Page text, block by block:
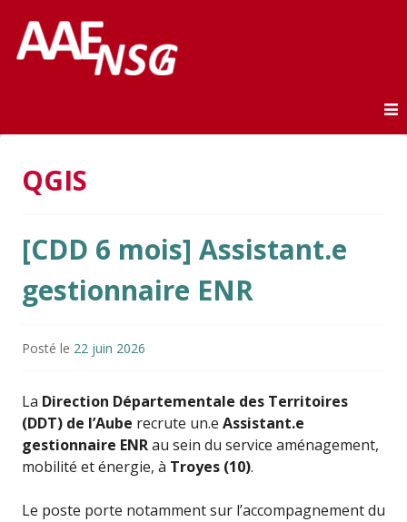
AAE-ENSG
QGIS
[CDD 6 mois] Assistant.e
gestionnaire ENR
Posté le 22 juin 2026
La Direction Départementale des Territoires
(DDT) de l’Aube recrute un.e Assistant.e
gestionnaire ENRau sein du service aménagement,
mobilité et énergie, à Troyes (10).
Le poste porte notamment sur l’accompagnement du